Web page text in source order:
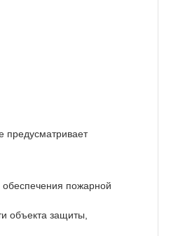
предусматривает
пожарной
объекта защиты,